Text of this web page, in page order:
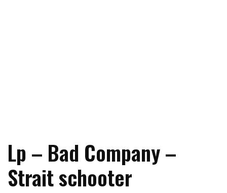
Lp – Bad Company –
Strait schooter